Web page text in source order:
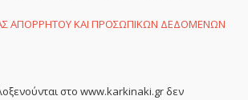
ΑΠΟΡΡΗΤΟΥ ΚΑΙ ΠΡΟΣΩΠΙΚΩΝ ΔΕΔΟΜΕΝΩΝ
στο www.karkinaki.gr δεν